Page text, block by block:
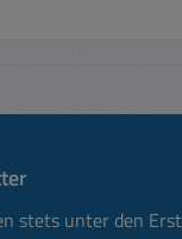
stets unter den